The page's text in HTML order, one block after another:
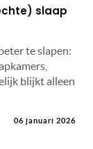
slaap
te slapen:
blijkt alleen
06 januari 2026